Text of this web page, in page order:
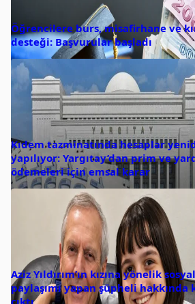
Öğrencilere burs, misafirhane ve
desteği: Başvurular başladı
Kıdem tazminatında hesaplar
yapılıyor: Yargıtay’dan prim ve
ödemeleri için emsal karar
Aziz Yıldırım’ın kızına yönelik
paylaşımı yapan şüpheli hakkında